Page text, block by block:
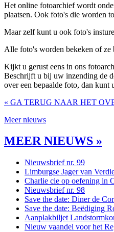
Het online fotoarchief wordt
plaatsen. Ook foto's die worden
Maar zelf kunt u ook foto's
Alle foto's worden bekeken of
Kijkt u gerust eens in ons
Beschrijft u bij uw inzending de
over een bepaalde foto, dan kunt
« GA TERUG NAAR HET
Meer nieuws
MEER NIEUWS »
Nieuwsbrief nr. 99
Limburgse Jager van
Charlie cie op oefening in
Nieuwsbrief nr. 98
Save the date: Diner de
Save the date: Beëdiging
Aanplakbiljet
Nieuw vaandel voor het